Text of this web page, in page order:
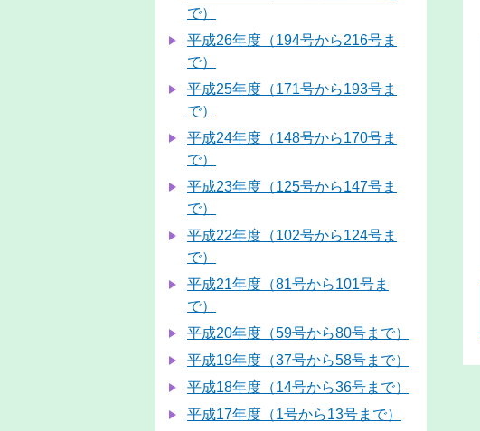
で）
平成26年度（194号から216号ま
で）
平成25年度（171号から193号ま
で）
平成24年度（148号から170号ま
で）
平成23年度（125号から147号ま
で）
平成22年度（102号から124号ま
で）
平成21年度（81号から101号ま
で）
平成20年度（59号から80号まで）
平成19年度（37号から58号まで）
平成18年度（14号から36号まで）
平成17年度（1号から13号まで）